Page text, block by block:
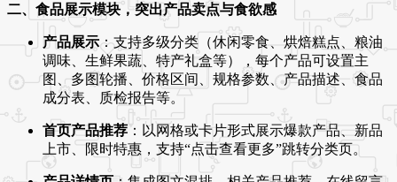
二、食品展示模块，突出产品卖点与食欲感
产品展示 ：支持多级分类（休闲零食、烘焙糕点、粮油
调味、生鲜果蔬、特产礼盒等），每个产品可设置主
图、多图轮播、价格区间、规格参数、产品描述、食品
成分表、质检报告等。
首页产品推荐：以网格或卡片形式展示爆款产品、新品
上市、限时特惠，支持“点击查看更多”跳转分类页。